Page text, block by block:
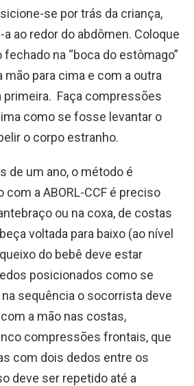
se por trás da criança,
ao redor do abdômen. Coloque
na “boca do estômago”
mão para cima e com a outra
primeira. Faça compressões
como se fosse levantar o
o corpo estranho.
de um ano, o método é
com a ABORL-CCF é preciso
ou na coxa, de costas
voltada para baixo (ao nível
do bebê deve estar
posicionados como se
sequência o socorrista deve
a mão nas costas,
compressões frontais, que
com dois dedos entre os
deve ser repetido até a